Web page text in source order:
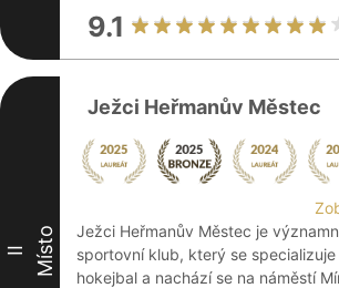
9.1
II Místo
Ježci Heřmanův Městec
Ježci Heřmanův Městec je
sportovní klub, který se specializuje
hokejbal a nachází se na náměstí